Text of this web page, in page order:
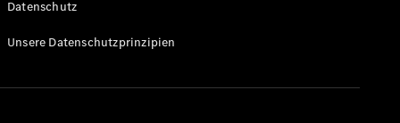
Datenschutz
Unsere Datenschutzprinzipien